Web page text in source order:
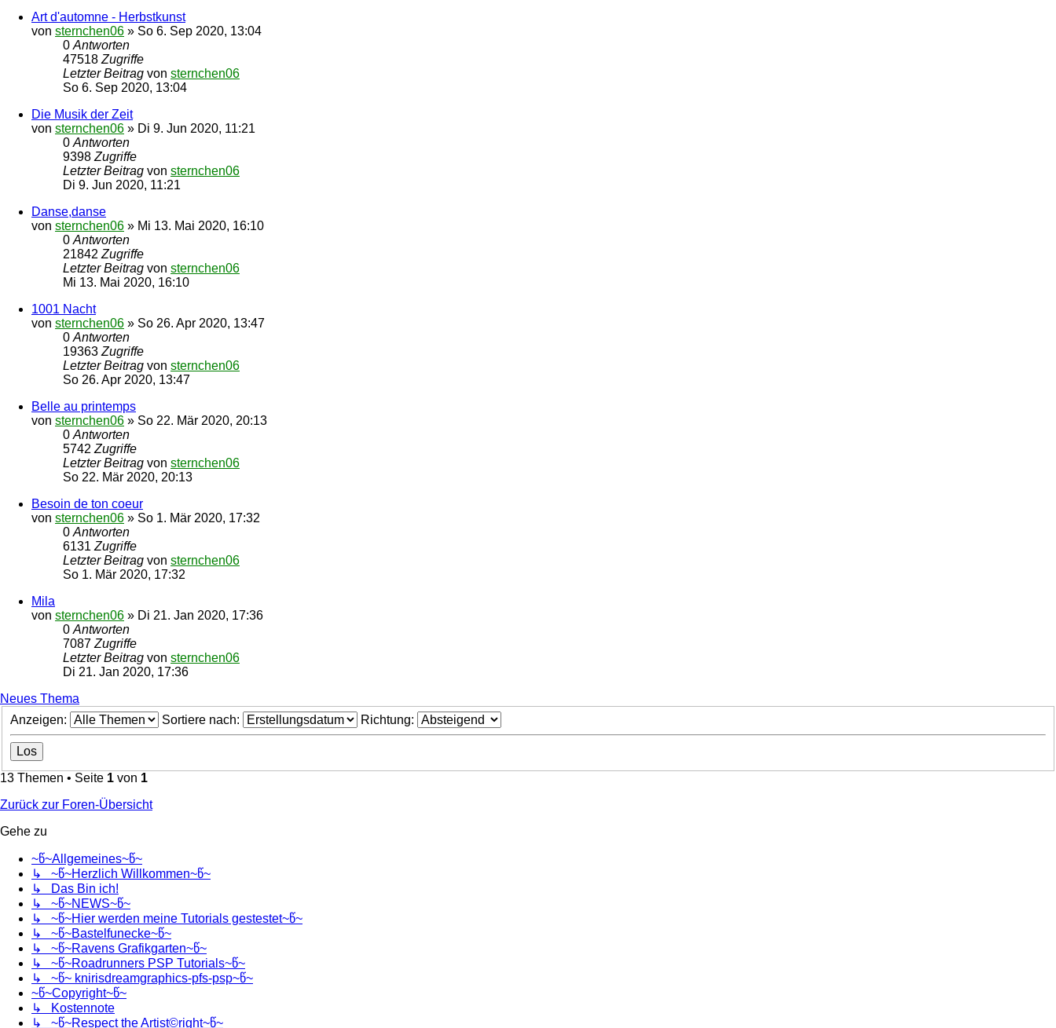
Art d'automne - Herbstkunst
von sternchen06 » So 6. Sep 2020, 13:04
0 Antworten
47518 Zugriffe
Letzter Beitrag von sternchen06
So 6. Sep 2020, 13:04
Die Musik der Zeit
von sternchen06 » Di 9. Jun 2020, 11:21
0 Antworten
9398 Zugriffe
Letzter Beitrag von sternchen06
Di 9. Jun 2020, 11:21
Danse,danse
von sternchen06 » Mi 13. Mai 2020, 16:10
0 Antworten
21842 Zugriffe
Letzter Beitrag von sternchen06
Mi 13. Mai 2020, 16:10
1001 Nacht
von sternchen06 » So 26. Apr 2020, 13:47
0 Antworten
19363 Zugriffe
Letzter Beitrag von sternchen06
So 26. Apr 2020, 13:47
Belle au printemps
von sternchen06 » So 22. Mär 2020, 20:13
0 Antworten
5742 Zugriffe
Letzter Beitrag von sternchen06
So 22. Mär 2020, 20:13
Besoin de ton coeur
von sternchen06 » So 1. Mär 2020, 17:32
0 Antworten
6131 Zugriffe
Letzter Beitrag von sternchen06
So 1. Mär 2020, 17:32
Mila
von sternchen06 » Di 21. Jan 2020, 17:36
0 Antworten
7087 Zugriffe
Letzter Beitrag von sternchen06
Di 21. Jan 2020, 17:36
Neues Thema
Anzeigen:
Sortiere nach: Richtung:
13 Themen • Seite 1 von 1
Zurück zur Foren-Übersicht
Gehe zu
~წ~Allgemeines~წ~
↳ ~წ~Herzlich Willkommen~წ~
↳ Das Bin ich!
↳ ~წ~NEWS~წ~
↳ ~წ~Hier werden meine Tutorials gestestet~წ~
↳ ~წ~Bastelfunecke~წ~
↳ ~წ~Ravens Grafikgarten~წ~
↳ ~წ~Roadrunners PSP Tutorials~წ~
↳ ~წ~ knirisdreamgraphics-pfs-psp~წ~
~წ~Copyright~წ~
↳ Kostennote
↳ ~წ~Respect the Artist©right~წ~